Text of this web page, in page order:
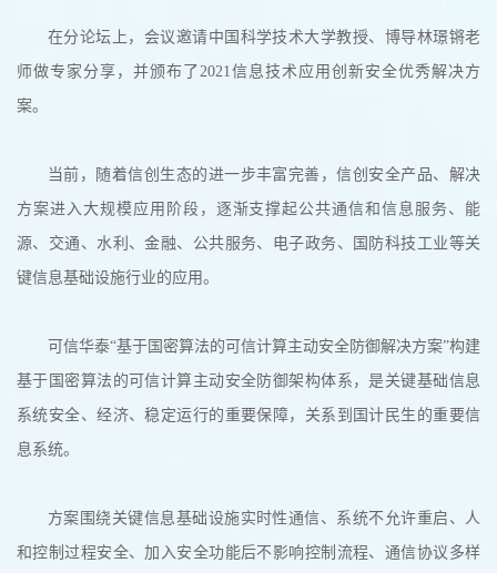
在分论坛上，会议邀请中国科学技术大学教授、博导林璟锵老
师做专家分享，并颁布了2021信息技术应用创新安全优秀解决方
案。
当前，随着信创生态的进一步丰富完善，信创安全产品、解决
方案进入大规模应用阶段，逐渐支撑起公共通信和信息服务、能
源、交通、水利、金融、公共服务、电子政务、国防科技工业等关
键信息基础设施行业的应用。
可信华泰“基于国密算法的可信计算主动安全防御解决方案”构建
基于国密算法的可信计算主动安全防御架构体系，是关键基础信息
系统安全、经济、稳定运行的重要保障，关系到国计民生的重要信
息系统。
方案围绕关键信息基础设施实时性通信、系统不允许重启、人
和控制过程安全、加入安全功能后不影响控制流程、通信协议多样